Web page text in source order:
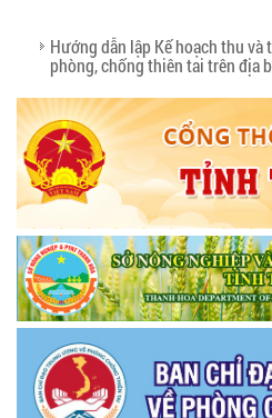
Hướng dẫn lập Kế hoạch thu và
phòng, chống thiên tai trên địa